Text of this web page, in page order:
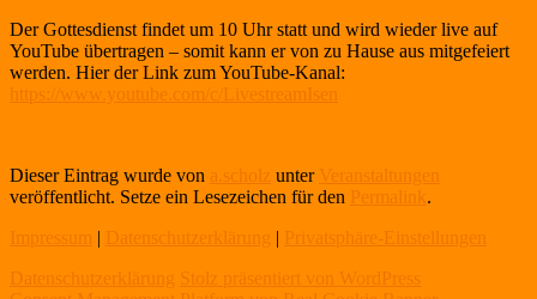
Der Gottesdienst findet um 10 Uhr statt und wird wieder live auf
YouTube übertragen – somit kann er von zu Hause aus mitgefeiert
werden. Hier der Link zum YouTube-Kanal:
https://www.youtube.com/c/LivestreamIsen
Dieser Eintrag wurde von a.scholz unter Veranstaltungen
veröffentlicht. Setze ein Lesezeichen für den Permalink.
Impressum | Datenschutzerklärung | Privatsphäre-Einstellungen
Datenschutzerklärung Stolz präsentiert von WordPress